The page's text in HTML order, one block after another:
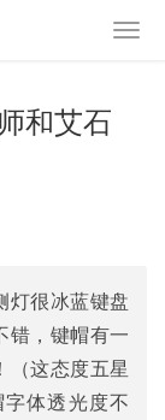
和艾石
灯很冰蓝键盘
错，键帽有一
（这态度五星
体透光度不